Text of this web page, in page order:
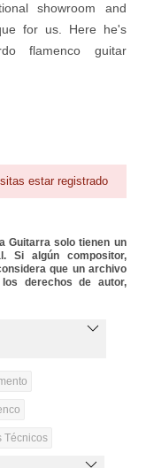
Reproductor
showroom and
for us. Here he's
flamenco guitar
estar registrado
Guitarra solo tienen un
Si algún compositor,
que un archivo
derechos de autor,
Técnicos